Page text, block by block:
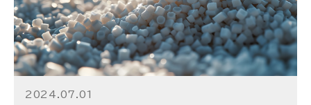
2024.07.01